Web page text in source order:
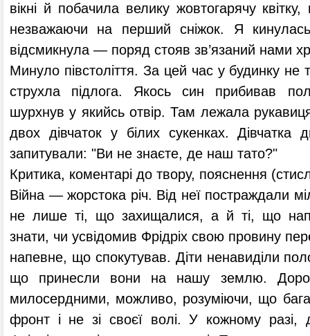
вікні й побачила велику жовтогарячу
незважаючи на перший сніжок. Я
відсмикнула — поряд стояв зв’язаний нами
Минуло півстоліття. За цей час у будинку не
струхла підлога. Якось син прибивав
шурхнув у якийсь отвір. Там лежала
двох дівчаток у білих сукенках. Дівчатка
запитували: "Ви не знаєте, де наш тато?"
Критика, коментарі до твору, пояснення
Війна — жорстока річ. Від неї постраждали
не лише ті, що захищалися, а й ті, що
знати, чи усвідомив Фрідріх свою провину
напевне, що спокутував. Діти ненавиділи
що принесли вони на нашу землю.
милосердними, можливо, розуміючи, що
фронт і не зі своєї волі. У кожному разі,